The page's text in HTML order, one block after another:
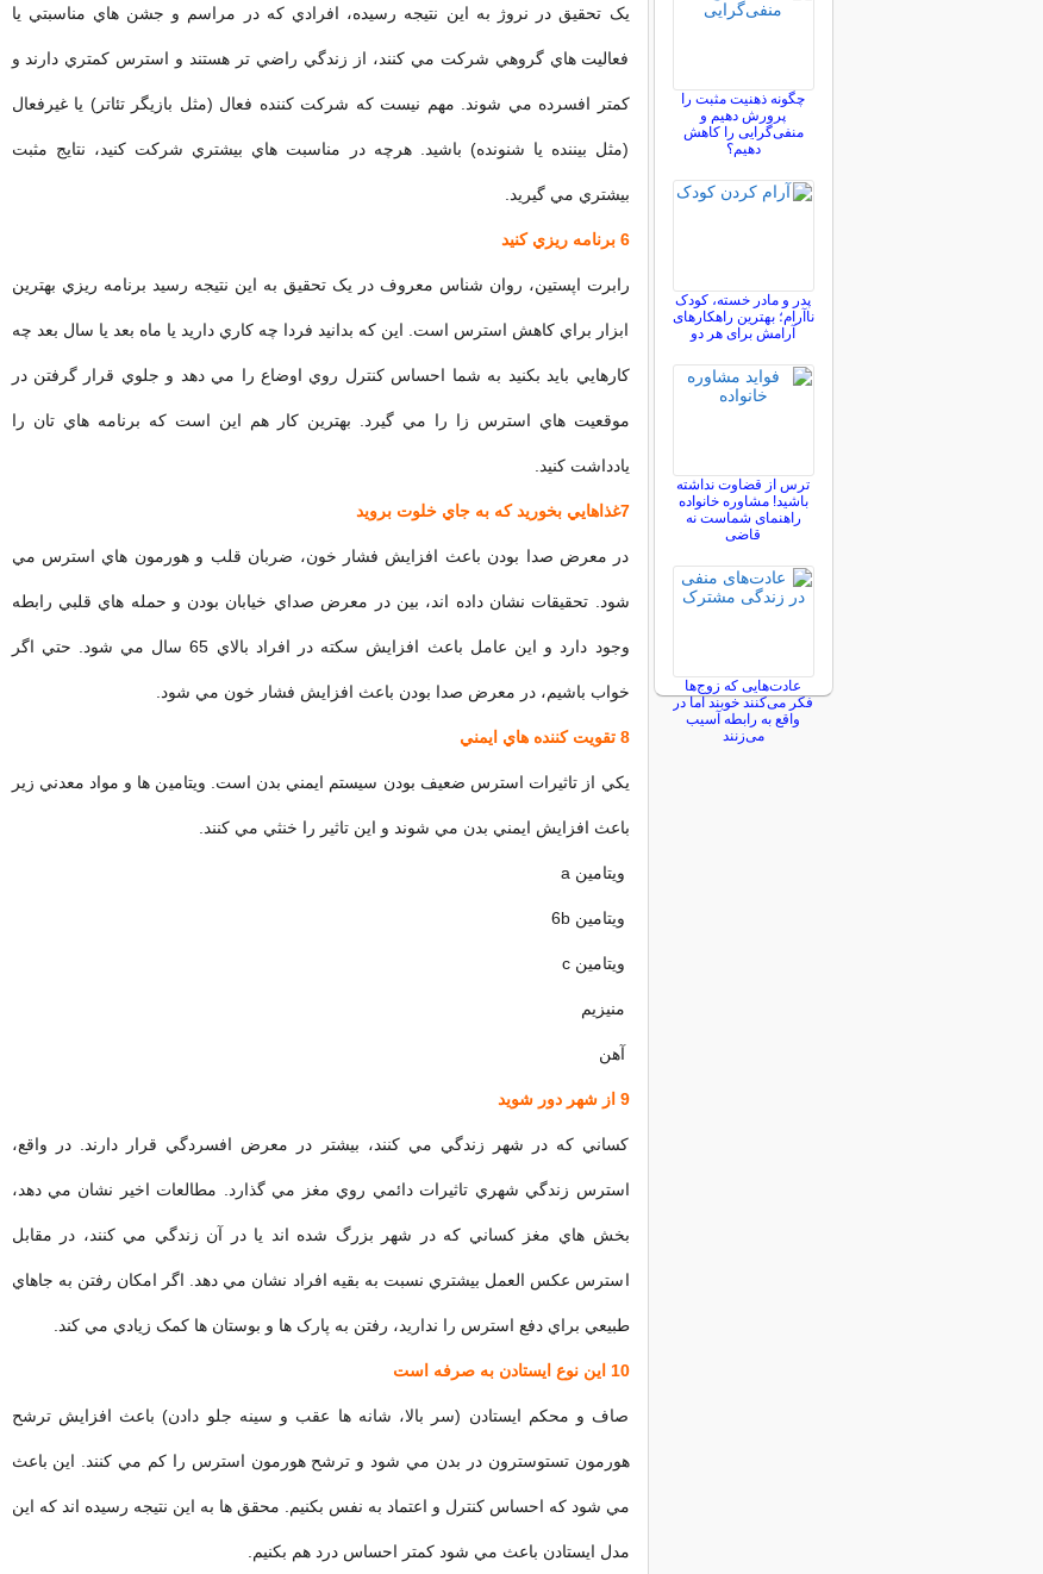
يک تحقيق در نروژ به اين نتيجه رسيده، افرادي که در مراسم و جشن هاي مناسبتي يا
فعاليت هاي گروهي شرکت مي کنند، از زندگي راضي تر هستند و استرس کمتري دارند و
کمتر افسرده مي شوند. مهم نيست که شرکت کننده فعال (مثل بازيگر تئاتر) يا غيرفعال
(مثل بيننده يا شنونده) باشيد. هرچه در مناسبت هاي بيشتري شرکت کنيد، نتايج مثبت
بيشتري مي گيريد.
6 برنامه ريزي کنيد
رابرت اپستين، روان شناس معروف در يک تحقيق به اين نتيجه رسيد برنامه ريزي بهترين
ابزار براي کاهش استرس است. اين که بدانيد فردا چه کاري داريد يا ماه بعد يا سال بعد چه
کارهايي بايد بکنيد به شما احساس کنترل روي اوضاع را مي دهد و جلوي قرار گرفتن در
موقعيت هاي استرس زا را مي گيرد. بهترين کار هم اين است که برنامه هاي تان را
يادداشت کنيد.
7غذاهايي بخوريد که به جاي خلوت برويد
در معرض صدا بودن باعث افزايش فشار خون، ضربان قلب و هورمون هاي استرس مي
شود. تحقيقات نشان داده اند، بين در معرض صداي خيابان بودن و حمله هاي قلبي رابطه
وجود دارد و اين عامل باعث افزايش سکته در افراد بالاي 65 سال مي شود. حتي اگر
خواب باشيم، در معرض صدا بودن باعث افزايش فشار خون مي شود.
8 تقويت کننده هاي ايمني
يکي از تاثيرات استرس ضعيف بودن سيستم ايمني بدن است. ويتامين ها و مواد معدني زير
باعث افزايش ايمني بدن مي شوند و اين تاثير را خنثي مي کنند.
ويتامين a
ويتامين 6b
ويتامين c
منيزيم
آهن
9 از شهر دور شويد
کساني که در شهر زندگي مي کنند، بيشتر در معرض افسردگي قرار دارند. در واقع،
استرس زندگي شهري تاثيرات دائمي روي مغز مي گذارد. مطالعات اخير نشان مي دهد،
بخش هاي مغز کساني که در شهر بزرگ شده اند يا در آن زندگي مي کنند، در مقابل
استرس عکس العمل بيشتري نسبت به بقيه افراد نشان مي دهد. اگر امکان رفتن به جاهاي
طبيعي براي دفع استرس را نداريد، رفتن به پارک ها و بوستان ها کمک زيادي مي کند.
10 اين نوع ايستادن به صرفه است
صاف و محکم ايستادن (سر بالا، شانه ها عقب و سينه جلو دادن) باعث افزايش ترشح
هورمون تستوسترون در بدن مي شود و ترشح هورمون استرس را کم مي کنند. اين باعث
مي شود که احساس کنترل و اعتماد به نفس بکنيم. محقق ها به اين نتيجه رسيده اند که اين
مدل ايستادن باعث مي شود کمتر احساس درد هم بکنيم.
چگونه ذهنیت مثبت را
پرورش دهیم و
منفی‌گرایی را کاهش
دهیم؟
پدر و مادر خسته، کودک
ناآرام؛ بهترین راهکارهای
آرامش برای هر دو
ترس از قضاوت نداشته
باشید! مشاوره خانواده
راهنمای شماست نه
قاضی
عادت‌هایی که زوج‌ها
فکر می‌کنند خوبند اما در
واقع به رابطه آسیب
می‌زنند